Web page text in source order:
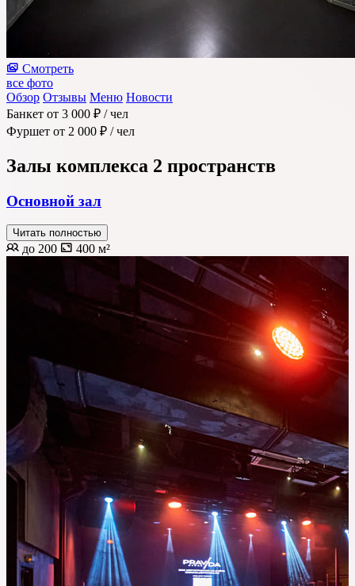
Смотреть
все фото
Обзор Отзывы Меню Новости
Банкет от 3 000 ₽ / чел
Фуршет от 2 000 ₽ / чел
Залы комплекса 2 пространств
Основной зал
Читать полностью
до 200 400 м²